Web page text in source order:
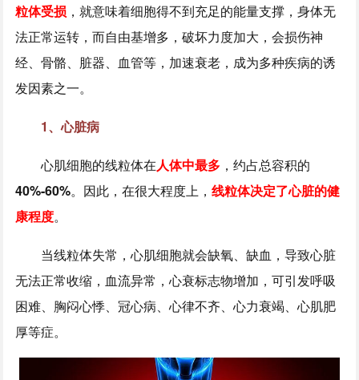
粒体受损 ，就意味着细胞得不到充足的能量支撑，身体无
法正常运转，而自由基增多，破坏力度加大，会损伤神
经、骨骼、脏器、血管等，加速衰老，成为多种疾病的诱
发因素之一。
1、心脏病
心肌细胞的线粒体在人体中最多 ，约占总容积的
40%-60%。因此，在很大程度上，线粒体决定了心脏的健
康程度。
当线粒体失常，心肌细胞就会缺氧、缺血，导致心脏
无法正常收缩，血流异常，心衰标志物增加，可引发呼吸
困难、胸闷心悸、冠心病、心律不齐、心力衰竭、心肌肥
厚等症。